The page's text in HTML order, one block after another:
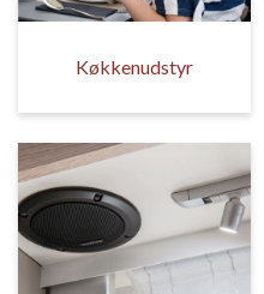
Køkkenudstyr